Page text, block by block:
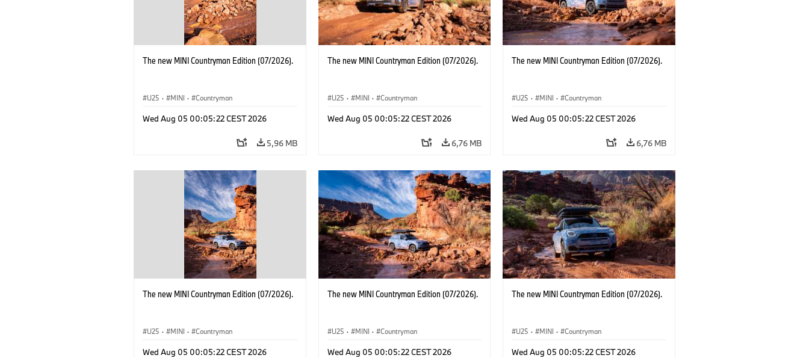
The new MINI Countryman Edition (07/2026).
U25 · MINI · Countryman
Wed Aug 05 00:05:22 CEST 2026
5,96 MB
The new MINI Countryman Edition (07/2026).
U25 · MINI · Countryman
Wed Aug 05 00:05:22 CEST 2026
6,76 MB
The new MINI Countryman Edition (07/2026).
U25 · MINI · Countryman
Wed Aug 05 00:05:22 CEST 2026
6,76 MB
The new MINI Countryman Edition (07/2026).
U25 · MINI · Countryman
Wed Aug 05 00:05:22 CEST 2026
The new MINI Countryman Edition (07/2026).
U25 · MINI · Countryman
Wed Aug 05 00:05:22 CEST 2026
The new MINI Countryman Edition (07/2026).
U25 · MINI · Countryman
Wed Aug 05 00:05:22 CEST 2026